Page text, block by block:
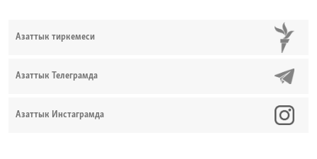
Азаттык тиркемеси
Азаттык Телеграмда
Азаттык Инстаграмда